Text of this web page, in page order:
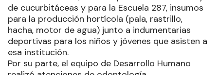
de cucurbitáceas y para la Escuela 287, insumos
para la producción hortícola (pala, rastrillo,
hacha, motor de agua) junto a indumentarias
deportivas para los niños y jóvenes que asisten a
esa institución.
Por su parte, el equipo de Desarrollo Humano